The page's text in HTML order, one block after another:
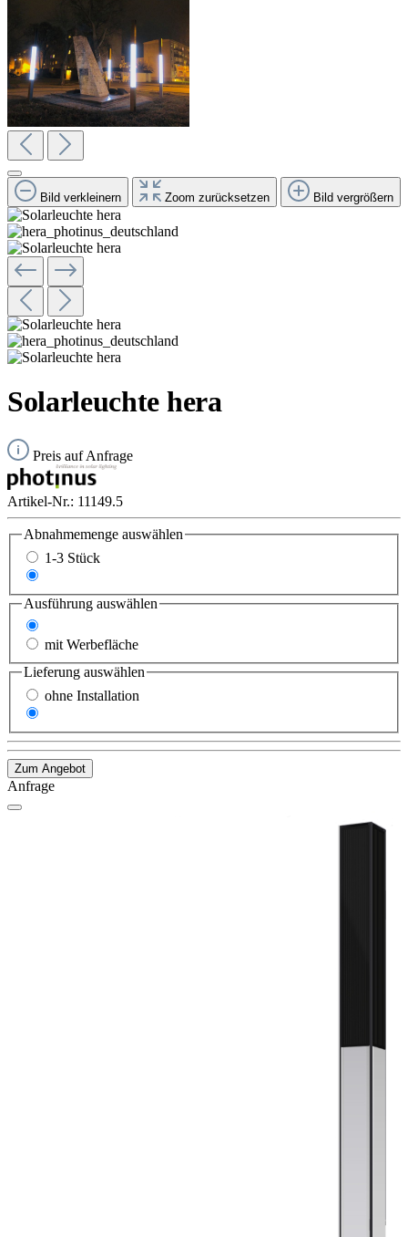
Bild verkleinern Zoom zurücksetzen Bild vergrößern
Solarleuchte hera
Preis auf Anfrage
Artikel-Nr.: 11149.5
Abnahmemenge auswählen
1-3 Stück
Ausführung auswählen
mit Werbefläche
Lieferung auswählen
ohne Installation
Zum Angebot
Anfrage